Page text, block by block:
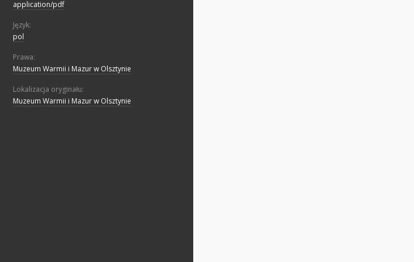
application/pdf
Język:
pol
Prawa:
Muzeum Warmii i Mazur w Olsztynie
Lokalizacja oryginału:
Muzeum Warmii i Mazur w Olsztynie